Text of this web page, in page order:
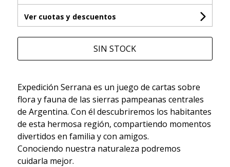
Ver cuotas y descuentos
SIN STOCK
Expedición Serrana es un juego de cartas sobre
flora y fauna de las sierras pampeanas centrales
de Argentina. Con él descubriremos los habitantes
de esta hermosa región, compartiendo momentos
divertidos en familia y con amigos.
Conociendo nuestra naturaleza podremos
cuidarla mejor.